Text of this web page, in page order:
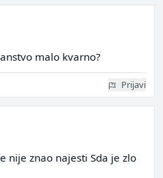
malo kvarno?
Prijavi
nije znao najesti Sda je zlo